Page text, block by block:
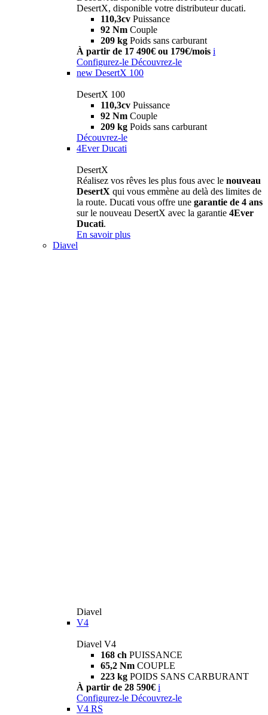
DesertX, disponible votre distributeur ducati.
110,3cv Puissance
92 Nm Couple
209 kg Poids sans carburant
À partir de 17 490€ ou 179€/mois i
Configurez-le Découvrez-le
new DesertX 100
DesertX 100
110,3cv Puissance
92 Nm Couple
209 kg Poids sans carburant
Découvrez-le
4Ever Ducati
DesertX
Réalisez vos rêves les plus fous avec le nouveau
DesertX qui vous emmène au delà des limites de
la route. Ducati vous offre une garantie de 4 ans
sur le nouveau DesertX avec la garantie 4Ever
Ducati.
En savoir plus
Diavel
Diavel
V4
Diavel V4
168 ch PUISSANCE
65,2 Nm COUPLE
223 kg POIDS SANS CARBURANT
À partir de 28 590€ i
Configurez-le Découvrez-le
V4 RS